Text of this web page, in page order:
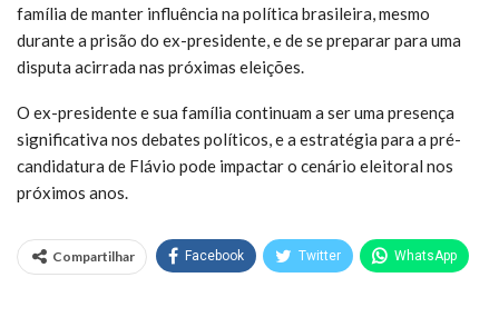
família de manter influência na política brasileira, mesmo
durante a prisão do ex-presidente, e de se preparar para uma
disputa acirrada nas próximas eleições.
O ex-presidente e sua família continuam a ser uma presença
significativa nos debates políticos, e a estratégia para a pré-
candidatura de Flávio pode impactar o cenário eleitoral nos
próximos anos.
Compartilhar Facebook Twitter WhatsApp